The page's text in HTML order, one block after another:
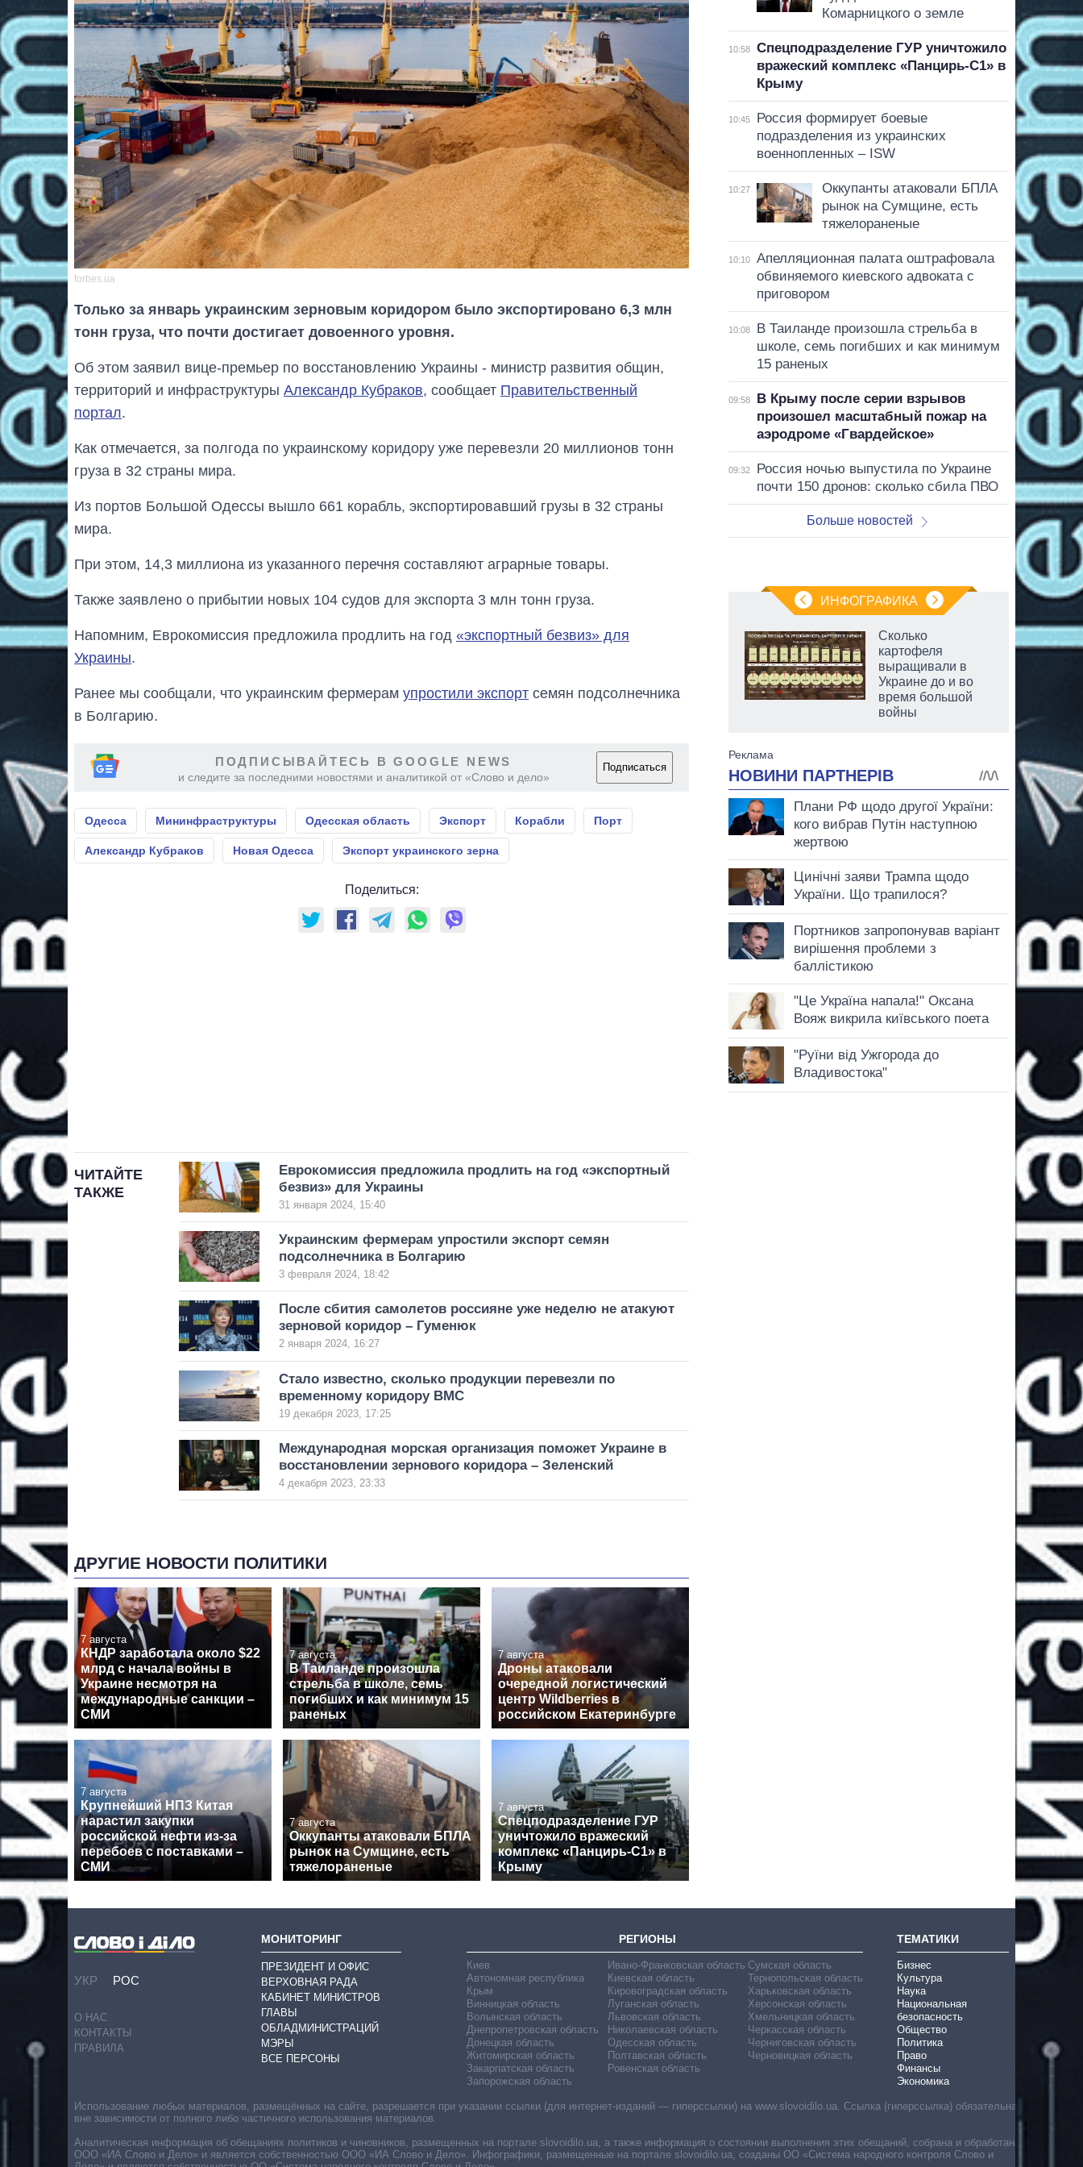
forbes.ua
Только за январь украинским зерновым коридором было экспортировано 6,3 млн
тонн груза, что почти достигает довоенного уровня.
Об этом заявил вице-премьер по восстановлению Украины - министр развития общин,
территорий и инфраструктуры Александр Кубраков, сообщает Правительственный
портал.
Как отмечается, за полгода по украинскому коридору уже перевезли 20 миллионов тонн
груза в 32 страны мира.
Из портов Большой Одессы вышло 661 корабль, экспортировавший грузы в 32 страны
мира.
При этом, 14,3 миллиона из указанного перечня составляют аграрные товары.
Также заявлено о прибытии новых 104 судов для экспорта 3 млн тонн груза.
Напомним, Еврокомиссия предложила продлить на год «экспортный безвиз» для
Украины.
Ранее мы сообщали, что украинским фермерам упростили экспорт семян подсолнечника
в Болгарию.
ПОДПИСЫВАЙТЕСЬ В GOOGLE NEWS
и следите за последними новостями и аналитикой от «Слово и дело»
Подписаться
Одесса Мининфраструктуры Одесская область Экспорт Корабли Порт
Александр Кубраков Новая Одесса Экспорт украинского зерна
Поделиться:
ЧИТАЙТЕ
ТАКЖЕ
Еврокомиссия предложила продлить на год «экспортный
безвиз» для Украины
31 января 2024, 15:40
Украинским фермерам упростили экспорт семян
подсолнечника в Болгарию
3 февраля 2024, 18:42
После сбития самолетов россияне уже неделю не атакуют
зерновой коридор – Гуменюк
2 января 2024, 16:27
Стало известно, сколько продукции перевезли по
временному коридору ВМС
19 декабря 2023, 17:25
Международная морская организация поможет Украине в
восстановлении зернового коридора – Зеленский
4 декабря 2023, 23:33
ДРУГИЕ НОВОСТИ ПОЛИТИКИ
7 августа
КНДР заработала около $22
млрд с начала войны в
Украине несмотря на
международные санкции –
СМИ
7 августа
В Таиланде произошла
стрельба в школе, семь
погибших и как минимум 15
раненых
7 августа
Дроны атаковали
очередной логистический
центр Wildberries в
российском Екатеринбурге
7 августа
Крупнейший НПЗ Китая
нарастил закупки
российской нефти из-за
перебоев с поставками –
СМИ
7 августа
Оккупанты атаковали БПЛА
рынок на Сумщине, есть
тяжелораненые
7 августа
Спецподразделение ГУР
уничтожило вражеский
комплекс «Панцирь-С1» в
Крыму
Комарницкого о земле
10:58
Спецподразделение ГУР уничтожило
вражеский комплекс «Панцирь-С1» в
Крыму
10:45
Россия формирует боевые
подразделения из украинских
военнопленных – ISW
10:27
Оккупанты атаковали БПЛА
рынок на Сумщине, есть
тяжелораненые
10:10
Апелляционная палата оштрафовала
обвиняемого киевского адвоката с
приговором
10:08
В Таиланде произошла стрельба в
школе, семь погибших и как минимум
15 раненых
09:58
В Крыму после серии взрывов
произошел масштабный пожар на
аэродроме «Гвардейское»
09:32
Россия ночью выпустила по Украине
почти 150 дронов: сколько сбила ПВО
Больше новостей
ИНФОГРАФИКА
Экономика ИИ-
OpenAI и Anthropic
Сколько
картофеля
выращивали в
Украине до и во
время большой
войны
УКР РОС
О НАС
КОНТАКТЫ
ПРАВИЛА
МОНИТОРИНГ
ПРЕЗИДЕНТ И ОФИС
ВЕРХОВНАЯ РАДА
КАБИНЕТ МИНИСТРОВ
ГЛАВЫ
ОБЛАДМИНИСТРАЦИЙ
МЭРЫ
ВСЕ ПЕРСОНЫ
РЕГИОНЫ
Киев
Автономная республика
Крым
Винницкая область
Волынская область
Днепропетровская область
Донецкая область
Житомирская область
Закарпатская область
Запорожская область
Ивано-Франковская область
Киевская область
Кировоградская область
Луганская область
Львовская область
Николаевская область
Одесская область
Полтавская область
Ровенская область
Сумская область
Тернопольская область
Харьковская область
Херсонская область
Хмельницкая область
Черкасская область
Черниговская область
Черновицкая область
ТЕМАТИКИ
Бизнес
Культура
Наука
Национальная
безопасность
Общество
Политика
Право
Финансы
Экономика
Использование любых материалов, размещённых на сайте, разрешается при указании ссылки (для интернет-изданий — гиперссылки) на www.slovoidilo.ua. Ссылка (гиперссылка) обязательна
вне зависимости от полного либо частичного использования материалов.
Аналитическая информация об обещаниях политиков и чиновников, размещенных на портале slovoidilo.ua, а также информация о состоянии выполнения этих обещаний, собрана и обработана
ООО «ИА Слово и Дело» и является собственностью ООО «ИА Слово и Дело». Инфографики, размещенные на портале slovoidilo.ua, созданы ОО «Система народного контроля Слово и